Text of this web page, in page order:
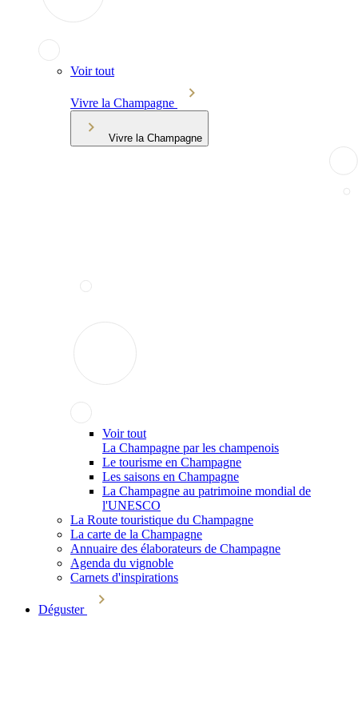
Voir tout
Vivre la Champagne
Vivre la Champagne
Voir tout
La Champagne par les champenois
Le tourisme en Champagne
Les saisons en Champagne
La Champagne au patrimoine mondial de
l'UNESCO
La Route touristique du Champagne
La carte de la Champagne
Annuaire des élaborateurs de Champagne
Agenda du vignoble
Carnets d'inspirations
Déguster